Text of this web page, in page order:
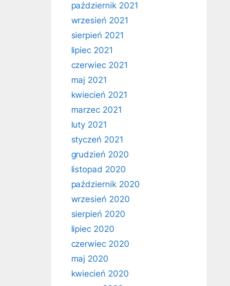
październik 2021
wrzesień 2021
sierpień 2021
lipiec 2021
czerwiec 2021
maj 2021
kwiecień 2021
marzec 2021
luty 2021
styczeń 2021
grudzień 2020
listopad 2020
październik 2020
wrzesień 2020
sierpień 2020
lipiec 2020
czerwiec 2020
maj 2020
kwiecień 2020